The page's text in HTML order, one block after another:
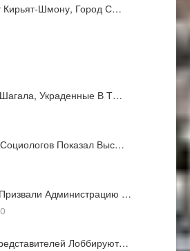
Кирьят-Шмону, Город С…
Украденные В Т…
Показал Выс…
Администрацию …
Лоббируют…